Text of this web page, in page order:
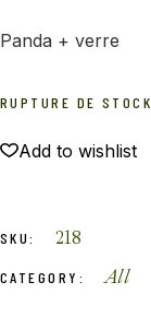
Panda + verre
RUPTURE DE STOCK
Add to wishlist
SKU: 218
CATEGORY: All